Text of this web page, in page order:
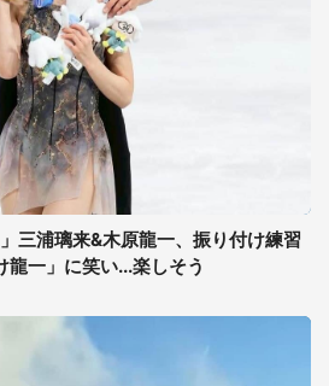
三浦璃来&木原龍一、振り付け練習
一」に笑い...楽しそう